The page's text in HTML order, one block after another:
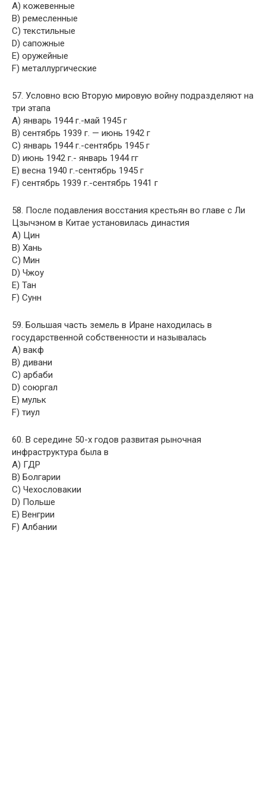
A) кожевенные
B) ремесленные
C) текстильные
D) сапожные
E) оружейные
F) металлургические
57. Условно всю Вторую мировую войну подразделяют на
три этапа
A) январь 1944 г.-май 1945 г
B) сентябрь 1939 г. — июнь 1942 г
C) январь 1944 г.-сентябрь 1945 г
D) июнь 1942 г.- январь 1944 гг
E) весна 1940 г.-сентябрь 1945 г
F) сентябрь 1939 г.-сентябрь 1941 г
58. После подавления восстания крестьян во главе с Ли
Цзычэном в Китае установилась династия
A) Цин
B) Хань
C) Мин
D) Чжоу
E) Тан
F) Сунн
59. Большая часть земель в Иране находилась в
государственной собственности и называлась
A) вакф
B) дивани
C) арбаби
D) союргал
E) мульк
F) тиул
60. В середине 50-х годов развитая рыночная
инфраструктура была в
A) ГДР
B) Болгарии
C) Чехословакии
D) Польше
E) Венгрии
F) Албании